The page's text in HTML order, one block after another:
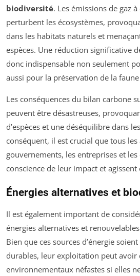
biodiversité. Les émissions de gaz
perturbent les écosystèmes,
dans les habitats naturels et
espèces. Une réduction significative
donc indispensable non seulement
aussi pour la préservation de la
Les conséquences du bilan carbone
peuvent être désastreuses,
d’espèces et une déséquilibre dans
conséquent, il est crucial que tous
gouvernements, les entreprises et
conscience de leur impact et agissent
Énergies alternatives et
Il est également important de
énergies alternatives et
Bien que ces sources d’énergie
durables, leur exploitation peut avoir
environnementaux néfastes si elles